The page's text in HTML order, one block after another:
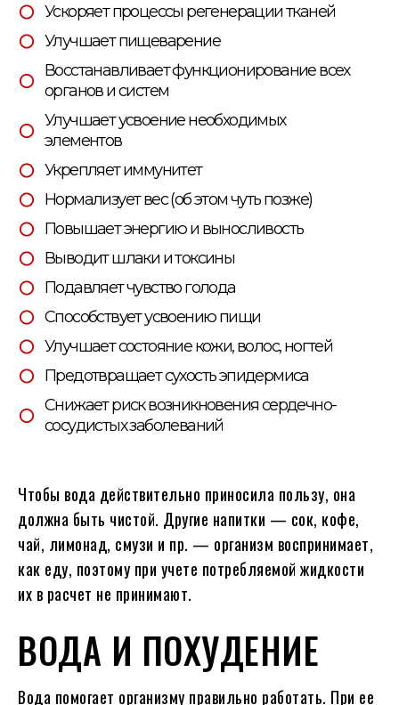
Ускоряет процессы регенерации тканей
Улучшает пищеварение
Восстанавливает функционирование всех
органов и систем
Улучшает усвоение необходимых
элементов
Укрепляет иммунитет
Нормализует вес (об этом чуть позже)
Повышает энергию и выносливость
Выводит шлаки и токсины
Подавляет чувство голода
Способствует усвоению пищи
Улучшает состояние кожи, волос, ногтей
Предотвращает сухость эпидермиса
Снижает риск возникновения сердечно-
сосудистых заболеваний
Чтобы вода действительно приносила пользу, она
должна быть чистой. Другие напитки — сок, кофе,
чай, лимонад, смузи и пр. — организм воспринимает,
как еду, поэтому при учете потребляемой жидкости
их в расчет не принимают.
ВОДА И ПОХУДЕНИЕ
Вода помогает организму правильно работать. При ее